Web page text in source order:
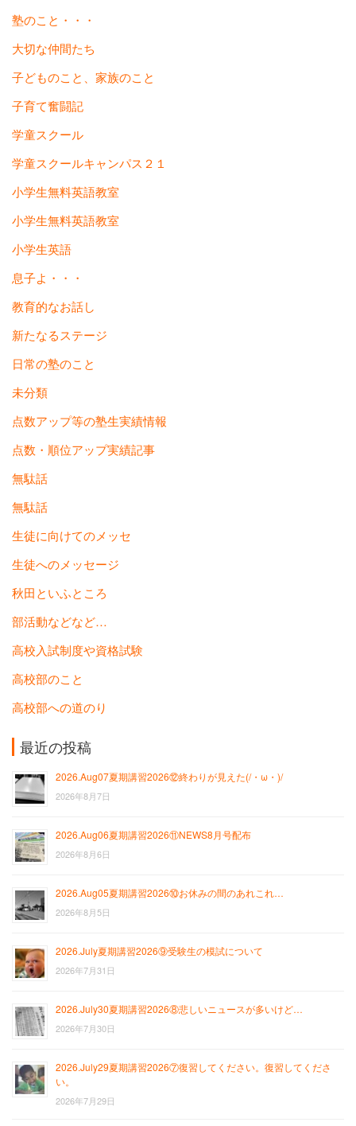
塾のこと・・・
大切な仲間たち
子どものこと、家族のこと
子育て奮闘記
学童スクール
学童スクールキャンパス２１
小学生無料英語教室
小学生無料英語教室
小学生英語
息子よ・・・
教育的なお話し
新たなるステージ
日常の塾のこと
未分類
点数アップ等の塾生実績情報
点数・順位アップ実績記事
無駄話
無駄話
生徒に向けてのメッセ
生徒へのメッセージ
秋田といふところ
部活動などなど…
高校入試制度や資格試験
高校部のこと
高校部への道のり
最近の投稿
2026.Aug07夏期講習2026⑫終わりが見えた(/・ω・)/
2026年8月7日
2026.Aug06夏期講習2026⑪NEWS8月号配布
2026年8月6日
2026.Aug05夏期講習2026⑩お休みの間のあれこれ…
2026年8月5日
2026.July夏期講習2026⑨受験生の模試について
2026年7月31日
2026.July30夏期講習2026⑧悲しいニュースが多いけど…
2026年7月30日
2026.July29夏期講習2026⑦復習してください。復習してくださ
い。
2026年7月29日